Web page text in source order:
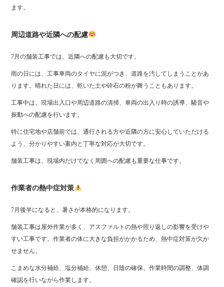
ます。
周辺道路や近隣への配慮
7月の舗装工事では、近隣への配慮も大切です。
雨の日には、工事車両のタイヤに泥がつき、道路を汚してしまうことがあ
ります。晴れた日には、乾いた土や砕石の粉が舞うこともあります。
工事中は、現場出入口や周辺道路の清掃、車両の出入り時の誘導、騒音や
振動への配慮を行います。
特に住宅地や店舗前では、通行される方や近隣の方に安心していただける
よう、分かりやすい案内と丁寧な対応が大切です。
舗装工事は、現場内だけでなく周囲への配慮も重要な仕事です。
作業者の熱中症対策
7月後半になると、暑さが本格的になります。
舗装工事は屋外作業が多く、アスファルトの熱や照り返しの影響を受けや
すい工事です。作業者の体に大きな負担がかかるため、熱中症対策が欠か
せません。
こまめな水分補給、塩分補給、休憩、日陰の確保、作業時間の調整、体調
確認を行いながら作業します。